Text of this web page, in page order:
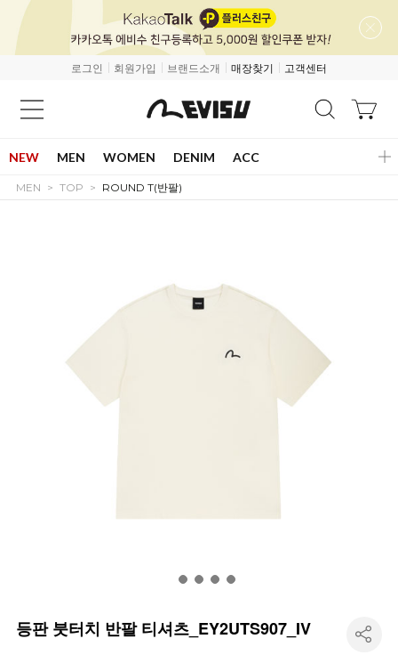
로그인 회원가입 브랜드소개 매장찾기 고객센터
NEW MEN WOMEN DENIM ACC
MEN TOP ROUND T(반팔)
등판 붓터치 반팔 티셔츠_EY2UTS907_IV